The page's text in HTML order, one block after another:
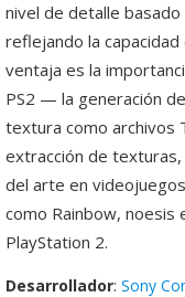
nivel de detalle
reflejando la
ventaja es la
PS2 — la generación
textura como archivos
extracción de
del arte en
como Rainbow, noesis
PlayStation 2.
Desarrollador: Sony